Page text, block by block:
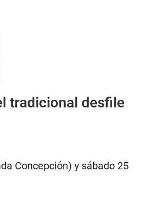
tradicional desfile
Concepción) y sábado 25